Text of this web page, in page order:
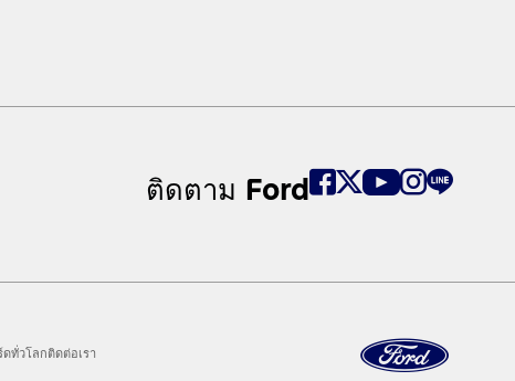
ติดตาม Ford
ดทั่วโลกติดต่อเรา